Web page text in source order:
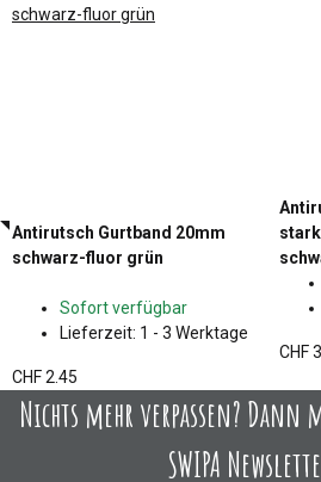
Antirutsch Gurtband 20mm
schwarz-fluor grün
Sofort verfügbar
Lieferzeit: 1 - 3 Werktage
CHF 2.45
CHF
Nichts mehr verpassen? Dann
SWIPA